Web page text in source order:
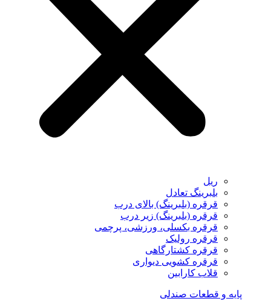
ریل
بلبرینگ تعادل
قرقره (بلبرینگ) بالای درب
قرقره (بلبرینگ) زیر درب
قرقره بکسلی، ورزشی، پرچمی
قرقره رولیک
قرقره کشتارگاهی
قرقره کشویی دیواری
قلاب کارابین
پایه و قطعات صندلی